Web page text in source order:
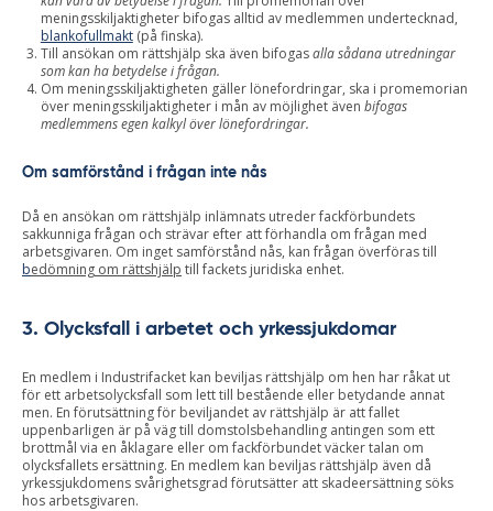
meningsskiljaktigheter bifogas alltid av medlemmen undertecknad,
blankofullmakt(på finska).
Till ansökan om rättshjälp ska även bifogasalla sådana utredningar
som kan ha betydelse i frågan.
Om meningsskiljaktigheten gäller lönefordringar, ska i promemorian
över meningsskiljaktigheter i mån av möjlighet även bifogas
medlemmens egen kalkyl över lönefordringar.
Om samförstånd i frågan inte nås
Då en ansökan om rättshjälp inlämnats utreder fackförbundets
sakkunniga frågan och strävar efter att förhandla om frågan med
arbetsgivaren. Om inget samförstånd nås, kan frågan överföras till
bedömning om rättshjälp till fackets juridiska enhet.
3. Olycksfall i arbetet och yrkessjukdomar
En medlem i Industrifacket kan beviljas rättshjälp om hen har råkat ut
för ett arbetsolycksfall som lett till bestående eller betydande annat
men. En förutsättning för beviljandet av rättshjälp är att fallet
uppenbarligen är på väg till domstolsbehandling antingen som ett
brottmål via en åklagare eller om fackförbundet väcker talan om
olycksfallets ersättning. En medlem kan beviljas rättshjälp även då
yrkessjukdomens svårighetsgrad förutsätter att skadeersättning söks
hos arbetsgivaren.